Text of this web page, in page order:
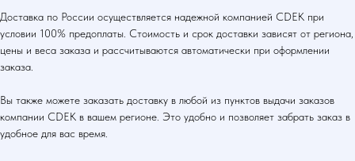
Доставка по России осуществляется надежной компанией CDEK при
условии 100% предоплаты. Стоимость и срок доставки зависят от региона,
цены и веса заказа и рассчитываются автоматически при оформлении
заказа.
Вы также можете заказать доставку в любой из пунктов выдачи заказов
компании CDEK в вашем регионе. Это удобно и позволяет забрать заказ в
удобное для вас время.